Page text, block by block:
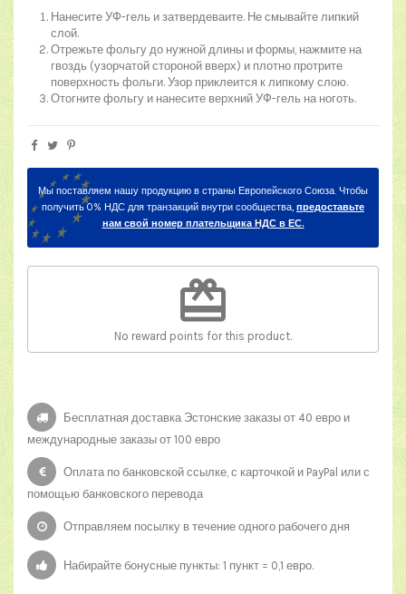
Нанесите УФ-гель и затвердеваите. Не смывайте липкий
слой.
Отрежьте фольгу до нужной длины и формы, нажмите на
гвоздь (узорчатой стороной вверх) и плотно протрите
поверхность фольги. Узор приклеится к липкому слою.
Отогните фольгу и нанесите верхний УФ-гель на ноготь.
Мы поставляем нашу продукцию в страны Европейского Союза. Чтобы
получить 0% НДС для транзакций внутри сообщества, предоставьте
нам свой номер плательщика НДС в ЕС.
redeem
No reward points for this product.
Бесплатная доставка Эстонские заказы от 40 евро и
международные заказы от 100 евро
Оплата по банковской ссылке, с карточкой и PayPal или с
помощью банковского перевода
Отправляем посылку в течение одного рабочего дня
Набирайте бонусные пункты: 1 пункт = 0,1 евро.